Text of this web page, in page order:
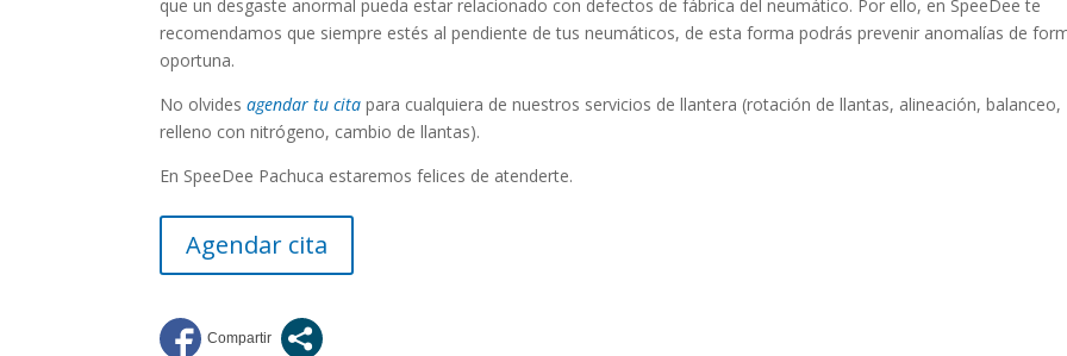
que un desgaste anormal pueda estar relacionado con defectos de fábrica del neumático. Por ello, en SpeeDee te
recomendamos que siempre estés al pendiente de tus neumáticos, de esta forma podrás prevenir anomalías de
oportuna.
No olvidesagendar tu cita para cualquiera de nuestros servicios de llantera (rotación de llantas, alineación, balanceo,
relleno con nitrógeno, cambio de llantas).
En SpeeDee Pachuca estaremos felices de atenderte.
Agendar cita